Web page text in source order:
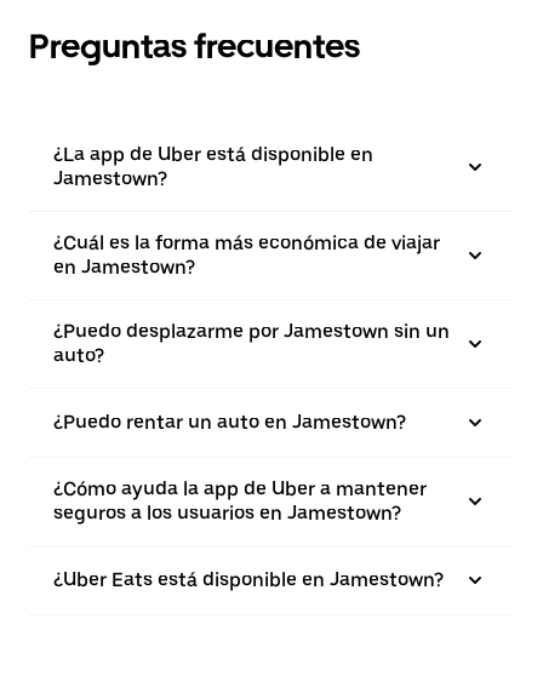
Preguntas frecuentes
¿La app de Uber está disponible en
Jamestown?
¿Cuál es la forma más económica de viajar
en Jamestown?
¿Puedo desplazarme por Jamestown sin un
auto?
¿Puedo rentar un auto en Jamestown?
¿Cómo ayuda la app de Uber a mantener
seguros a los usuarios en Jamestown?
¿Uber Eats está disponible en Jamestown?